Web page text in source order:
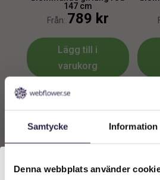
Samtycke Information
Denna webbplats använder
147 cm
Från: 789 kr
Lägg till i
varukorg